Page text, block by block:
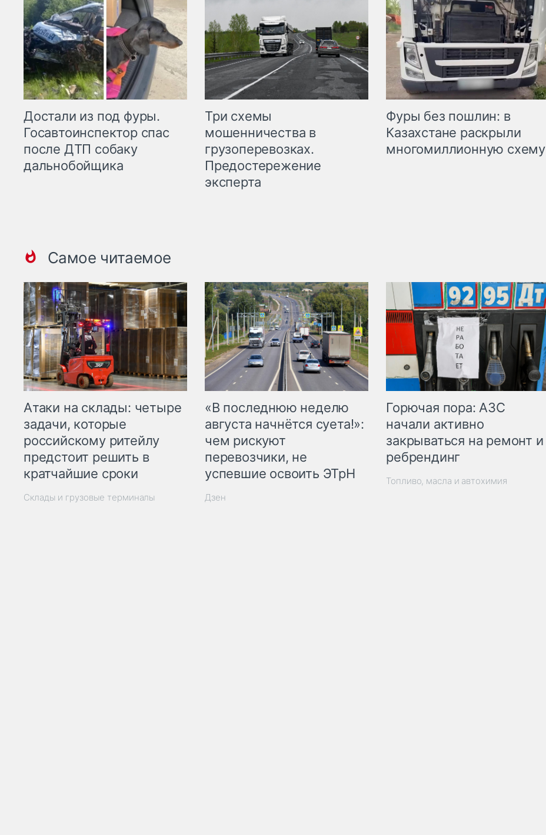
Достали из под фуры.
Госавтоинспектор спас
после ДТП собаку
дальнобойщика
Три схемы
мошенничества в
грузоперевозках.
Предостережение
эксперта
Фуры без пошлин: в
Казахстане раскрыли
многомиллионную схему
Самое читаемое
Атаки на склады: четыре
задачи, которые
российскому ритейлу
предстоит решить в
кратчайшие сроки
Склады и грузовые терминалы
«В последнюю неделю
августа начнётся суета!»:
чем рискуют
перевозчики, не
успевшие освоить ЭТрН
Дзен
Горючая пора: АЗС
начали активно
закрываться на ремонт и
ребрендинг
Топливо, масла и автохимия